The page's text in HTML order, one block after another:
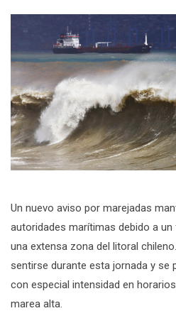
Un nuevo aviso por marejadas
autoridades marítimas debido a
una extensa zona del litoral
sentirse durante esta jornada y se
con especial intensidad en
marea alta.